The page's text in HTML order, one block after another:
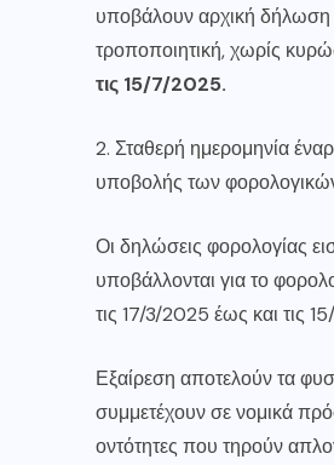
υποβάλουν αρχική
τροποποιητική, χωρίς
τις 15/7/2025.
2. Σταθερή ημερομηνία
υποβολής των
Οι δηλώσεις φορολογίας
υποβάλλονται για το
τις 17/3/2025 έως και τις
Εξαίρεση αποτελούν τα
συμμετέχουν σε νομικά
οντότητες που τηρούν